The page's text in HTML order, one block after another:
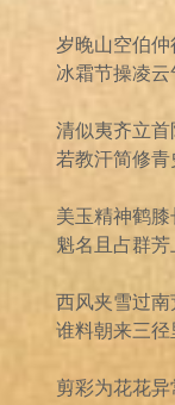
岁晚山空伯仲
冰霜节操凌云气
清似夷齐立首
若教汗简修青史
美玉精神鹤膝
魁名且占群芳上
西风夹雪过南
谁料朝来三径里
剪彩为花花异